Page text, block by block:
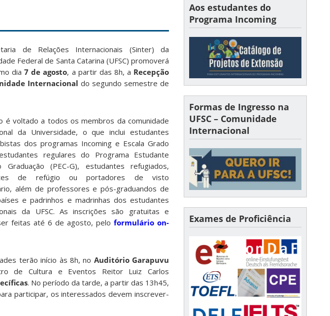
de Relações Internacionais (Sinter) da
Federal de Santa Catarina (UFSC) promoverá
dia7 de agosto, a partir das 8h, a Recepção
Internacional do segundo semestre de
é voltado a todos os membros da comunidade
da Universidade, o que inclui estudantes
dos programas Incoming e Escala Grado
regulares do Programa Estudante
Graduação (PEC-G), estudantes refugiados,
de refúgio ou portadores de visto
além de professores e pós-graduandos de
e padrinhos e madrinhas dos estudantes
da UFSC. As inscrições são gratuitas e
feitas até 6 de agosto, pelo formulário on-
terão início às 8h, no Auditório Garapuvu
de Cultura e Eventos Reitor Luiz Carlos
. No período da tarde, a partir das 13h45,
participar, os interessados devem inscrever-
Aos estudantes do
Programa Incoming
Formas de Ingresso na
UFSC – Comunidade
Internacional
Exames de Proficiência